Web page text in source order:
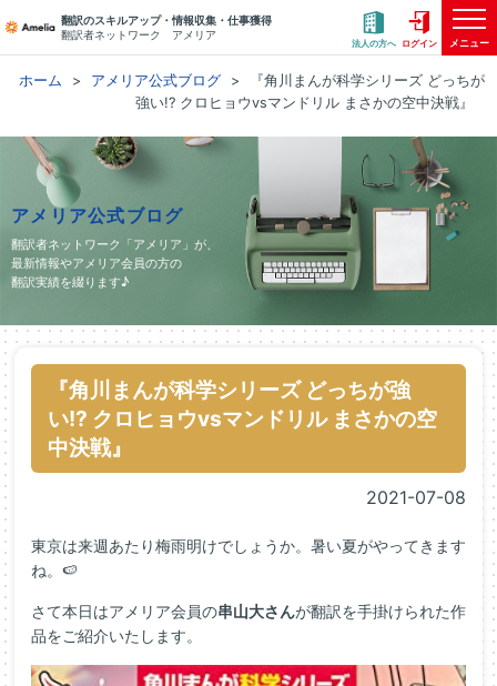
翻訳のスキルアップ・情報収集・仕事獲得
翻訳者ネットワーク アメリア
法人の方へ ログイン メニュー
ホーム アメリア公式ブログ
『角川まんが科学シリーズ どっちが
強い!? クロヒョウvsマンドリル まさかの空中決戦』
アメリア公式ブログ
翻訳者ネットワーク「アメリア」が、
最新情報やアメリア会員の方の
翻訳実績を綴ります♪
『角川まんが科学シリーズ どっちが強
い!? クロヒョウvsマンドリル まさかの空
中決戦』
2021-07-08
東京は来週あたり梅雨明けでしょうか。暑い夏がやってきます
ね。🍉
さて本日はアメリア会員の串山大さんが翻訳を手掛けられた作
品をご紹介いたします。